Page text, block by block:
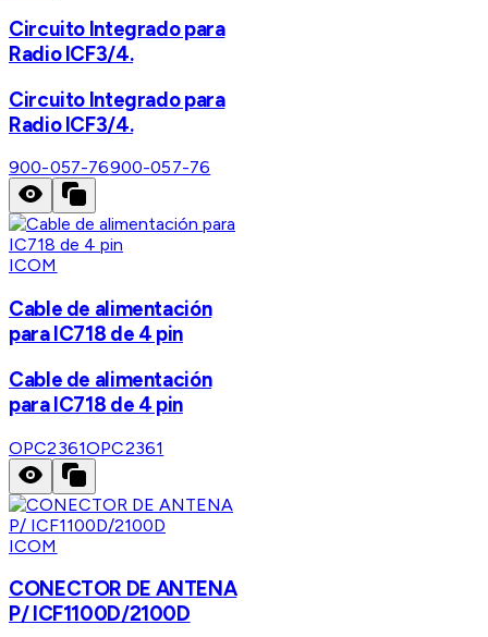
Circuito Integrado para
Radio ICF3/4.
Circuito Integrado para
Radio ICF3/4.
900-057-76900-057-76
ICOM
Cable de alimentación
para IC718 de 4 pin
Cable de alimentación
para IC718 de 4 pin
OPC2361OPC2361
ICOM
CONECTOR DE ANTENA
P/ ICF1100D/2100D